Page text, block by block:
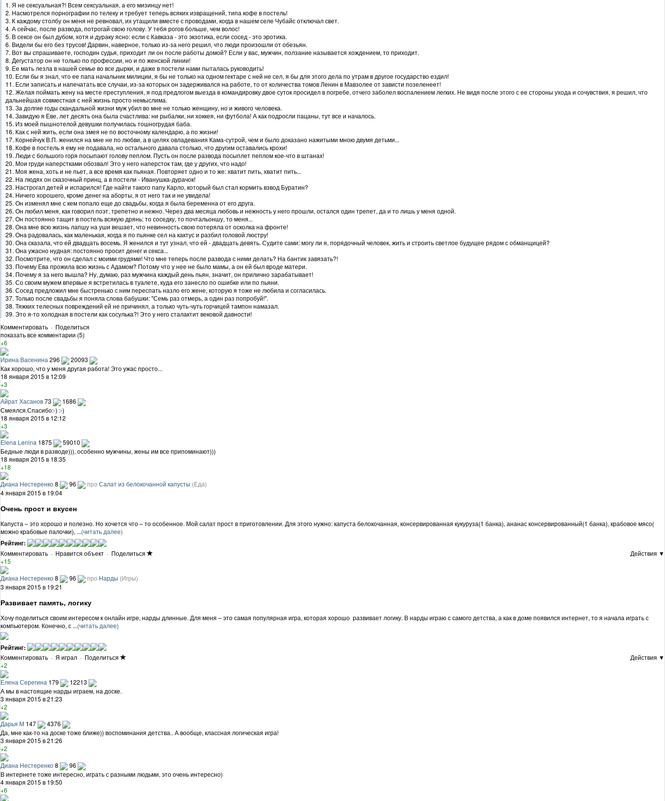
1. Я не сексуальная?! Всем сексуальная, а его мизинцу нет!
2. Насмотрелся порнографии по телеку и требует теперь всяких извращений, типа кофе в постель!
3. К каждому столбу он меня не ревновал, их утащили вместе с проводами, когда в нашем селе Чубайс отключал свет.
4. А сейчас, после развода, потрогай свою голову. У тебя рогов больше, чем волос!
5. В сексе он был дубом, хотя и дураку ясно: если с Кавказа - это экзотика, если сосед - это эротика.
6. Видели бы его без трусов! Дарвин, наверное, только из-за него решил, что люди произошли от обезьян.
7. Вот вы спрашиваете, господин судья, приходит ли он после работы домой? Если у вас, мужчин, ползание называется хождением, то приходит.
8. Дегустатор он не только по профессии, но и по женской линии!
9. Ее мать лезла в нашей семье во все дырки, и даже в постели нами пыталась руководить!
10. Если бы я знал, что ее папа начальник милиции, я бы не только на одном гектаре с ней не сел, я бы для этого дела по утрам в другое государство ездил!
11. Если записать и напечатать все случаи, из-за которых он задерживался на работе, то от количества томов Ленин в Мавзолее от зависти позеленеет!
12. Желая поймать жену на месте преступления, я под предлогом выезда в командировку двое суток просидел в погребе, отчего заболел воспалением легких. Не видя после этого с ее стороны ухода и сочувствия, я решил, что
дальнейшая совместная с ней жизнь просто немыслима.
13. За долгие годы скандальной жизни муж убил во мне не только женщину, но и живого человека.
14. Завидую я Еве, лет десять она была счастлива: ни рыбалки, ни хоккея, ни футбола! А как подросли пацаны, тут все и началось.
15. Из моей пышнотелой девушки получилась тошногрудая баба.
16. Как с ней жить, если она змея не по восточному календарю, а по жизни!
17. Корнейчук В.П. женился на мне не по любви, а в целях овладевания Кама-сутрой, чем и было доказано нажитыми мною двумя детьми...
18. Кофе в постель я ему не подавала, но остального давала столько, что другим оставались крохи!
19. Люди с большого горя посыпают голову пеплом. Пусть он после развода посыплет пеплом кое-что в штанах!
20. Мои груди наперстками обозвал! Это у него наперсток там, где у других, что надо!
21. Моя жена, хоть и не пьет, а все время как пьяная. Повторяет одно и то же: хватит пить, хватит пить...
22. На людях он сказочный принц, а в постели - Иванушка-дурачок!
23. Настрогал детей и испарился! Где найти такого папу Карло, который был стал кормить взвод Буратин?
24. Ничего хорошего, кроме денег на аборты, я от него так и не увидела!
25. Он изменял мне с кем попало еще до свадьбы, когда я была беременна от его друга.
26. Он любил меня, как говорил поэт, трепетно и нежно. Через два месяца любовь и нежность у него прошли, остался один трепет, да и то лишь у меня одной.
27. Он постоянно тащит в постель всякую дрянь: то соседку, то почтальоншу, то меня...
28. Она мне всю жизнь лапшу на уши вешает, что невинность свою потеряла от осколка на фронте!
29. Она радовалась, как маленькая, когда я по пьянке сел на кактус и разбил головой люстру!
30. Она сказала, что ей двадцать восемь. Я женился и тут узнал, что ей - двадцать девять. Судите сами: могу ли я, порядочный человек, жить и строить светлое будущее рядом с обманщицей?
31. Она ужасно нудная: постоянно просит денег и секса...
32. Посмотрите, что он сделал с моими грудями! Что мне теперь после развода с ними делать? На бантик завязать?!
33. Почему Ева прожила всю жизнь с Адамом? Потому что у нее не было мамы, а он ей был вроде матери.
34. Почему я за него вышла? Ну, думаю, раз мужчина каждый день пьян, значит, он прилично зарабатывает!
35. Со своим мужем впервые я встретилась в туалете, куда его занесло по ошибке или по пьяни.
36. Сосед предложил мне быстренько с ним переспать назло его жене, которую я тоже не любила и согласилась.
37. Только после свадьбы я поняла слова бабушки: "Семь раз отмерь, а один раз попробуй!".
38. Тяжких телесных повреждений ей не причинял, а только чуть-чуть горчицей тампон намазал.
39. Это я-то холодная в постели как сосулька?! Это у него сталактит вековой давности!
Комментировать · Поделиться
показать все комментарии (5)
+6
Ирина Васенина 296
20093
Как хорошо, что у меня другая работа! Это ужас просто...
18 января 2015 в 12:09
+3
Айрат Хасанов73
1686
Смеялся.Спасибо:-) :-)
18 января 2015 в 12:12
+3
Elena Lenina 1875
59010
Бедные люди в разводе))), особенно мужчины, жены им все припоминают)))
18 января 2015 в 18:35
+18
Диана Нестеренко8 96 про Салат из белокочанной капусты (Еда)
4 января 2015 в 19:04
Очень прост и вкусен
Капуста – это хорошо и полезно. Но хочется что – то особенное. Мой салат прост в приготовлении. Для этого нужно: капуста белокочанная, консервированная кукуруза(1 банка), ананас консервированный(1 банка), крабовое мясо(
можно крабовые палочки), ...(читать далее)
Рейтинг:
Комментировать · Нравится объект · Поделиться
Действия ▼
+15
Диана Нестеренко8 96 про Нарды (Игры)
3 января 2015 в 19:21
Развивает память, логику
Хочу поделиться своим интересом к онлайн игре, нарды длинные. Для меня – это самая популярная игра, которая хорошо развивает логику. В нарды играю с самого детства, а как в доме появился интернет, то я начала играть с
компьютером. Конечно, с ...(читать далее)
Рейтинг:
Комментировать · Я играл · Поделиться
Действия ▼
+2
Елена Серегина 179
12213
А мы в настоящие нарды играем, на доске.
3 января 2015 в 21:23
+2
Дарья М 147
4376
Да, мне как-то на доске тоже ближе)) воспоминания детства.. А вообще, классная логическая игра!
3 января 2015 в 21:26
+2
Диана Нестеренко8
96
В интернете тоже интересно, играть с разными людьми, это очень интересно)
4 января 2015 в 19:50
+6